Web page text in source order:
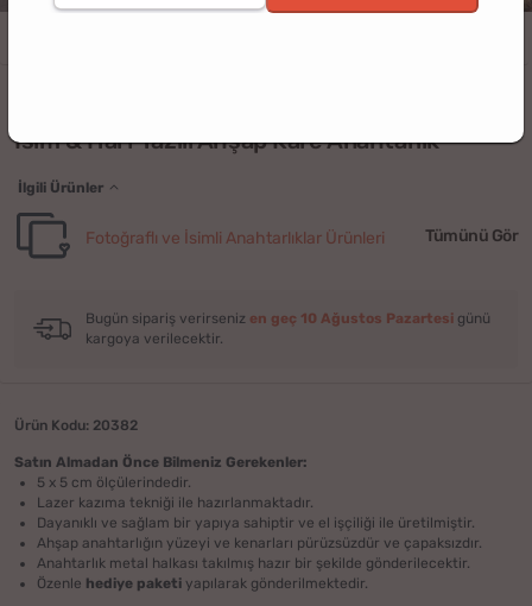
İsim & Harf Yazılı Ahşap Kare Anahtarlık
İlgili Ürünler
Fotoğraflı ve İsimli Anahtarlıklar Ürünleri Tümünü Gör
Bugün sipariş verirseniz en geç 10 Ağustos Pazartesi günü
kargoya verilecektir.
Ürün Kodu: 20382
Satın Almadan Önce Bilmeniz Gerekenler:
5 x 5 cm ölçülerindedir.
Lazer kazıma tekniği ile hazırlanmaktadır.
Dayanıklı ve sağlam bir yapıya sahiptir ve el işçiliği ile üretilmiştir.
Ahşap anahtarlığın yüzeyi ve kenarları pürüzsüzdür ve çapaksızdır.
Anahtarlık metal halkası takılmış hazır bir şekilde gönderilecektir.
Özenle hediye paketi yapılarak gönderilmektedir.